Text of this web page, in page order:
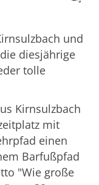
und
diesjährige
tolle
Kirnsulzbach
mit
einen
Barfußpfad
"Wie große